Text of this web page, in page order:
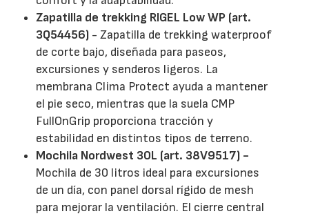
Zapatilla de trekking RIGEL Low WP (art.
3Q54456) - Zapatilla de trekking waterproof
de corte bajo, diseñada para paseos,
excursiones y senderos ligeros. La
membrana Clima Protect ayuda a mantener
el pie seco, mientras que la suela CMP
FullOnGrip proporciona tracción y
estabilidad en distintos tipos de terreno.
Mochila Nordwest 30L (art. 38V9517) -
Mochila de 30 litros ideal para excursiones
de un día, con panel dorsal rígido de mesh
para mejorar la ventilación. El cierre central